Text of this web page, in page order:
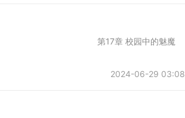
：5,062 字 第17章 校园中的魅魔
2024-06-29 03:08